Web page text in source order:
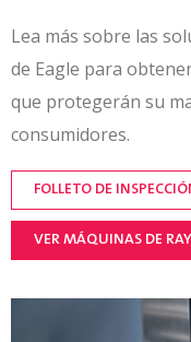
Lea más sobre las
de Eagle para
que protegerán su
consumidores.
FOLLETO DE
VER MÁQUINAS DE